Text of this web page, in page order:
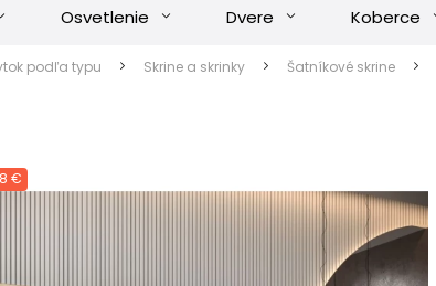
Osvetlenie Dvere Koberce
podľa typu Skrine a skrinky Šatníkové skrine
€